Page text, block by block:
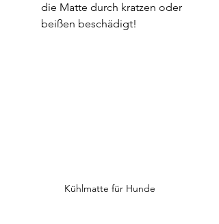
die Matte durch kratzen oder
beißen beschädigt!
Kühlmatte für Hunde